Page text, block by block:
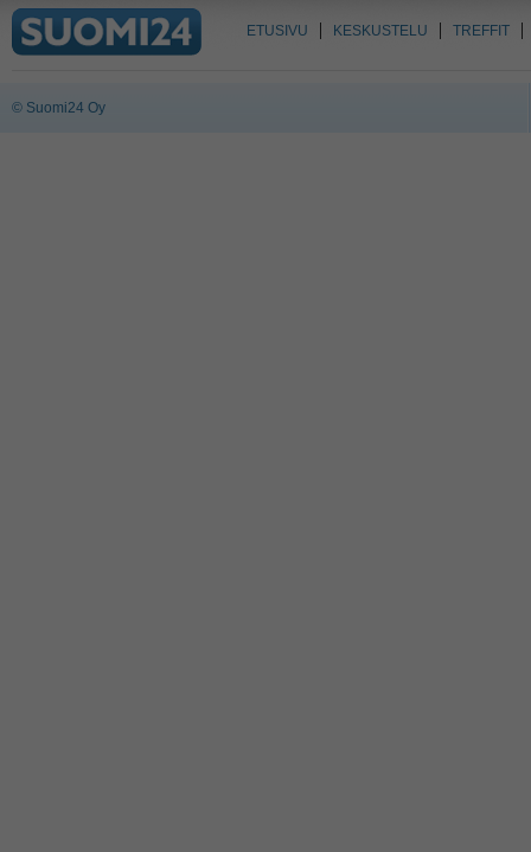
ETUSIVU KESKUSTELU TREFFIT
© Suomi24 Oy